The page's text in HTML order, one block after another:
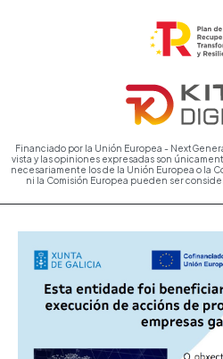
Financiado por la Unión Europea -
vista y las opiniones expresadas son
necesariamente los de la Unión Europea o la
ni la Comisión Europea pueden ser